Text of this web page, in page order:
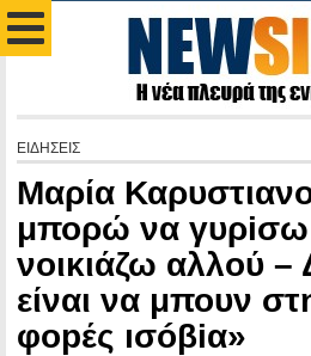
ΕΙΔΗΣΕΙΣ
Μαρία
μπορώ να γυρiσω
νοικιάζω αλλού
είναι να μπουν
φοpές ıσóβiα»